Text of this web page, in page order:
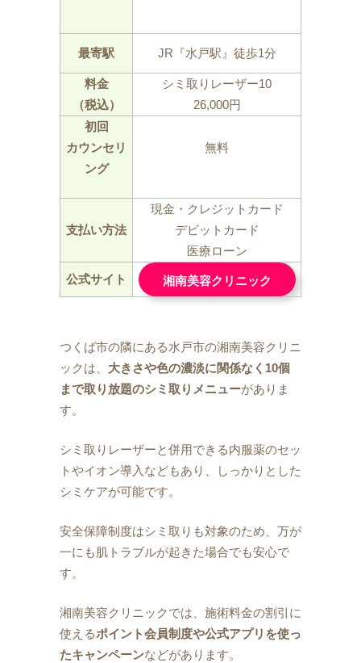
最寄駅 JR『水戸駅』徒歩1分
料金
（税込）
シミ取りレーザー10
26,000円
初回
カウンセリ
ング
無料
支払い方法
現金・クレジットカード
デビットカード
医療ローン
公式サイト 湘南美容クリニック
つくば市の隣にある水戸市の湘南美容クリニ
ックは、 大きさや色の濃淡に関係なく10個
まで取り放題のシミ取りメニューがありま
す。
シミ取りレーザーと併用できる内服薬のセッ
トやイオン導入などもあり、しっかりとした
シミケアが可能です。
安全保障制度はシミ取りも対象のため、万が
一にも肌トラブルが起きた場合でも安心で
す。
湘南美容クリニックでは、施術料金の割引に
使えるポイント会員制度や公式アプリを使っ
たキャンペーンなどがあります。